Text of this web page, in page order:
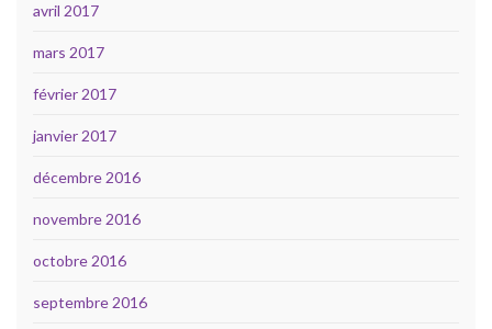
avril 2017
mars 2017
février 2017
janvier 2017
décembre 2016
novembre 2016
octobre 2016
septembre 2016